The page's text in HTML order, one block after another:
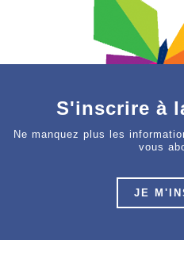
S'inscrire à
Ne manquez plus les
vous
JE